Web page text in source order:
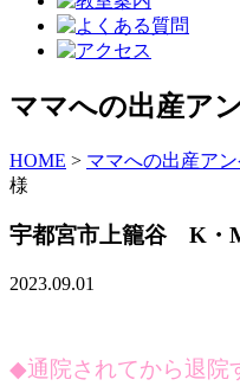
ママへの出産ア
HOME > ママへの出産アン
様
宇都宮市上籠谷 K・
2023.09.01
◆通院されてから退院